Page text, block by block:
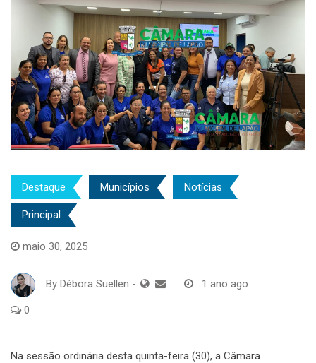
Destaque Municípios Notícias
Principal
maio 30, 2025
By Débora Suellen - 1 ano ago
0
Na sessão ordinária desta quinta-feira (30), a Câmara